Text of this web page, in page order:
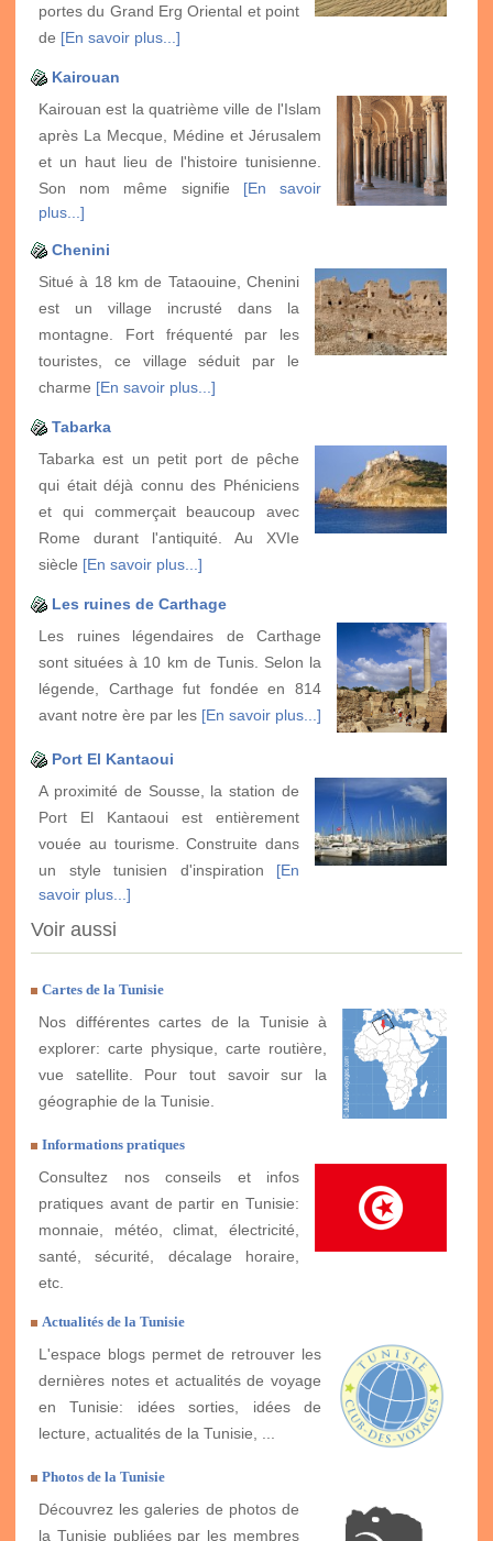
portes du Grand Erg Oriental et point
de [En savoir plus...]
Kairouan
Kairouan est la quatrième ville de l'Islam
après La Mecque, Médine et Jérusalem
et un haut lieu de l'histoire tunisienne.
Son nom même signifie [En savoir
plus...]
Chenini
Situé à 18 km de Tataouine, Chenini
est un village incrusté dans la
montagne. Fort fréquenté par les
touristes, ce village séduit par le
charme [En savoir plus...]
Tabarka
Tabarka est un petit port de pêche
qui était déjà connu des Phéniciens
et qui commerçait beaucoup avec
Rome durant l'antiquité. Au XVIe
siècle [En savoir plus...]
Les ruines de Carthage
Les ruines légendaires de Carthage
sont situées à 10 km de Tunis. Selon la
légende, Carthage fut fondée en 814
avant notre ère par les [En savoir plus...]
Port El Kantaoui
A proximité de Sousse, la station de
Port El Kantaoui est entièrement
vouée au tourisme. Construite dans
un style tunisien d'inspiration [En
savoir plus...]
Voir aussi
Cartes de la Tunisie
Nos différentes cartes de la Tunisie à
explorer: carte physique, carte routière,
vue satellite. Pour tout savoir sur la
géographie de la Tunisie.
Informations pratiques
Consultez nos conseils et infos
pratiques avant de partir en Tunisie:
monnaie, météo, climat, électricité,
santé, sécurité, décalage horaire,
etc.
Actualités de la Tunisie
L'espace blogs permet de retrouver les
dernières notes et actualités de voyage
en Tunisie: idées sorties, idées de
lecture, actualités de la Tunisie, ...
Photos de la Tunisie
Découvrez les galeries de photos de
la Tunisie publiées par les membres